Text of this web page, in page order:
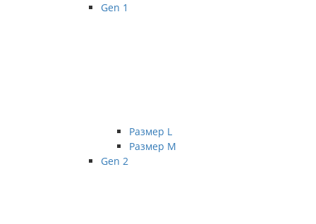
Gen 1
Размер L
Размер М
Gen 2